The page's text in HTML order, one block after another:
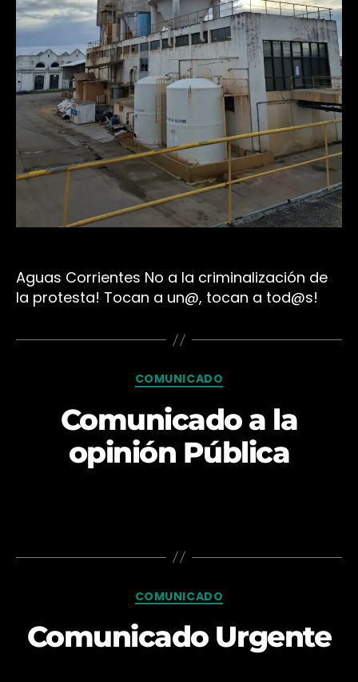
Aguas Corrientes No a la criminalización de
la protesta! Tocan a un@, tocan a tod@s!
Categorías
COMUNICADO
Comunicado a la
opinión Pública
Categorías
COMUNICADO
Comunicado Urgente